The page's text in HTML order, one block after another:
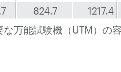
824.7 1217.4
万能試験機（UTM）の